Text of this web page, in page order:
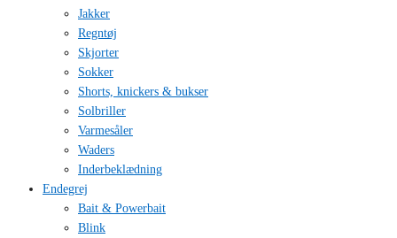
Jakker
Regntøj
Skjorter
Sokker
Shorts, knickers & bukser
Solbriller
Varmesåler
Waders
Inderbeklædning
Endegrej
Bait & Powerbait
Blink